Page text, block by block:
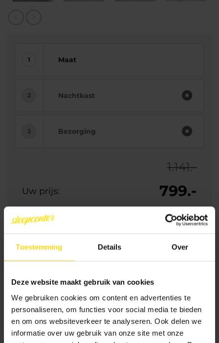
Toestemming Details Over
Deze website maakt gebruik van cookies
We gebruiken cookies om content en advertenties te
personaliseren, om functies voor social media te bieden
en om ons websiteverkeer te analyseren. Ook delen we
informatie over uw gebruik van onze site met onze
Maat
Nachtkast
Bezorging
1.141.-
Uw prijs: 799.-
10% aanbetalen In 1 keer betalen
Beschrijving